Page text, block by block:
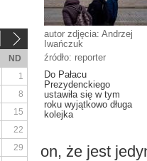
autor zdjęcia: Andrzej
Iwańczuk
źródło: reporter
Do Pałacu
Prezydenckiego
ustawiła się w tym
roku wyjątkowo długa
kolejka
on, że jest
ND
1
8
15
22
29